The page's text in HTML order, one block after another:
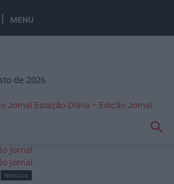
MENU
de 2026
Estação Diária – Edição Jornal
Notícias